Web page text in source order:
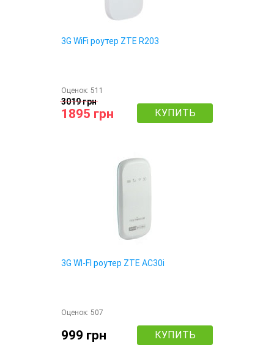
3G WiFi роутер ZTE R203
Оценок: 511
3019 грн
1895 грн КУПИТЬ
3G WI-FI роутер ZTE AC30i
Оценок: 507
999 грн КУПИТЬ